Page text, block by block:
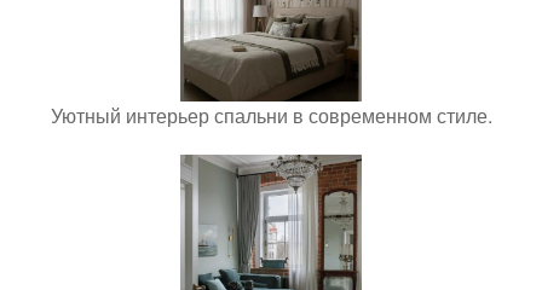
Уютный интерьер спальни в современном стиле.